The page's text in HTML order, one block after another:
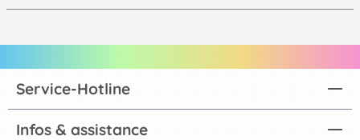
Service-Hotline
Infos & assistance